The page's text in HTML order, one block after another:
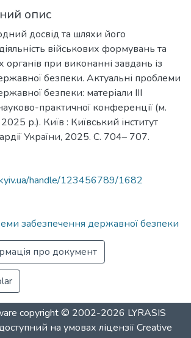
опис
досвід та шляхи його
військових формувань та
при виконанні завдань із
безпеки. Актуальні проблеми
безпеки: матеріали ІІІ
практичної конференції (м.
р.). Київ : Київський інститут
України, 2025. С. 704– 707.
handle/123456789/1682
забезпечення державної безпеки
про документ
copyright © 2002-2026 LYRASIS
на умовах ліцензіїCreative